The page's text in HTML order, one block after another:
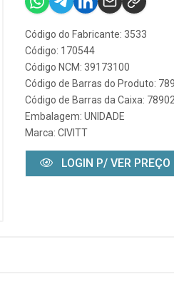
Código do Fabricante: 3533
Código: 170544
Código NCM: 39173100
Código de Barras do Produto:
Código de Barras da Caixa:
Embalagem: UNIDADE
Marca: CIVITT
LOGIN P/ VER PREÇO